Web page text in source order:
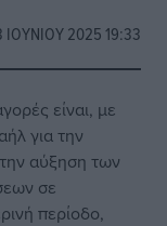
ΙΟΥΝΊΟΥ 2025 19:33
είναι, με
για την
αύξηση των
σε
περίοδο,